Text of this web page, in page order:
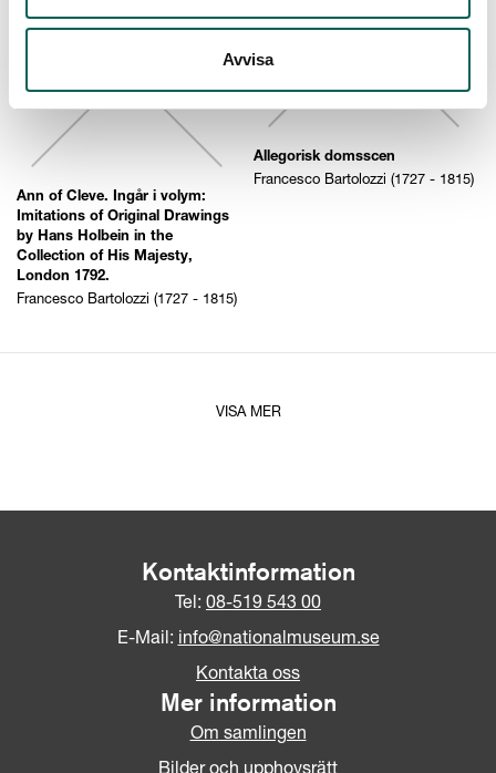
Avvisa
Allegorisk domsscen
Francesco Bartolozzi (1727 - 1815)
Ann of Cleve. Ingår i volym:
Imitations of Original Drawings
by Hans Holbein in the
Collection of His Majesty,
London 1792.
Francesco Bartolozzi (1727 - 1815)
VISA MER
Kontaktinformation
Tel: 08-519 543 00
E-Mail: info@nationalmuseum.se
Kontakta oss
Mer information
Om samlingen
Bilder och upphovsrätt